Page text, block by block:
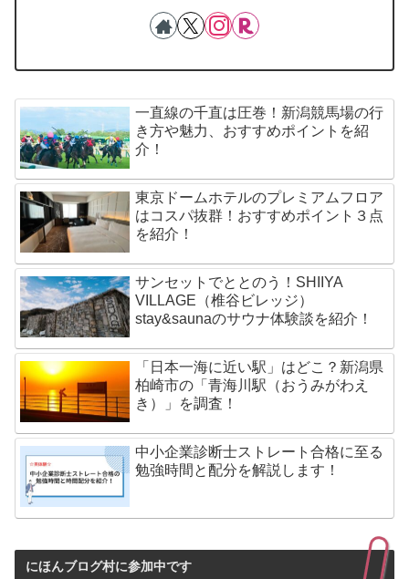
一直線の千直は圧巻！新潟競馬場の行
き方や魅力、おすすめポイントを紹
介！
東京ドームホテルのプレミアムフロア
はコスパ抜群！おすすめポイント３点
を紹介！
サンセットでととのう！SHIIYA
VILLAGE（椎谷ビレッジ）
stay&saunaのサウナ体験談を紹介！
「日本一海に近い駅」はどこ？新潟県
柏崎市の「青海川駅（おうみがわえ
き）」を調査！
中小企業診断士ストレート合格に至る
勉強時間と配分を解説します！
にほんブログ村に参加中です